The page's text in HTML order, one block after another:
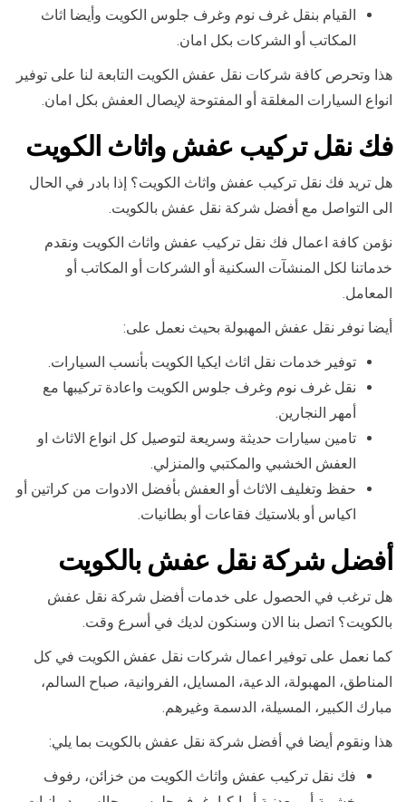
القيام بنقل غرف نوم وغرف جلوس الكويت وأيضا اثاث
المكاتب أو الشركات بكل امان.
هذا وتحرص كافة شركات نقل عفش الكويت التابعة لنا على توفير
انواع السيارات المغلقة أو المفتوحة لإيصال العفش بكل امان.
فك نقل تركيب عفش واثاث الكويت
هل تريد فك نقل تركيب عفش واثاث الكويت؟ إذا بادر في الحال
الى التواصل مع أفضل شركة نقل عفش بالكويت.
نؤمن كافة اعمال فك نقل تركيب عفش واثاث الكويت ونقدم
خدماتنا لكل المنشآت السكنية أو الشركات أو المكاتب أو
المعامل.
أيضا نوفر نقل عفش المهبولة بحيث نعمل على:
توفير خدمات نقل اثاث ايكيا الكويت بأنسب السيارات.
نقل غرف نوم وغرف جلوس الكويت واعادة تركيبها مع
أمهر النجارين.
تامين سيارات حديثة وسريعة لتوصيل كل انواع الاثاث او
العفش الخشبي والمكتبي والمنزلي.
حفظ وتغليف الاثاث أو العفش بأفضل الادوات من كراتين أو
اكياس أو بلاستيك فقاعات أو بطانيات.
أفضل شركة نقل عفش بالكويت
هل ترغب في الحصول على خدمات أفضل شركة نقل عفش
بالكويت؟ اتصل بنا الان وسنكون لديك في أسرع وقت.
كما نعمل على توفير اعمال شركات نقل عفش الكويت في كل
المناطق، المهبولة، الدعية، المسايل، الفروانية، صباح السالم،
مبارك الكبير، المسيلة، الدسمة وغيرهم.
هذا ونقوم أيضا في أفضل شركة نقل عفش بالكويت بما يلي:
فك نقل تركيب عفش واثاث الكويت من خزائن، رفوف